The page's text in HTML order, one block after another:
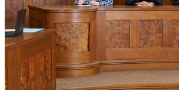
10. Aug. 2026, 09:20 Uhr
Gütetermin
Klagen in bürgerlichen
10. Aug. 2026, 09:30 Uhr
Gütetermin
Klagen in bürgerlichen
Letzte Aktualisierung:
7. Aug. 2026, 17:25 Uhr